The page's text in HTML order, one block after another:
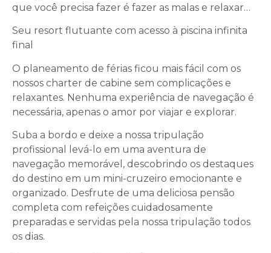
que você precisa fazer é fazer as malas e relaxar…
Seu resort flutuante com acesso à piscina infinita
final
O planeamento de férias ficou mais fácil com os
nossos charter de cabine sem complicações e
relaxantes. Nenhuma experiência de navegação é
necessária, apenas o amor por viajar e explorar.
Suba a bordo e deixe a nossa tripulação
profissional levá-lo em uma aventura de
navegação memorável, descobrindo os destaques
do destino em um mini-cruzeiro emocionante e
organizado. Desfrute de uma deliciosa pensão
completa com refeições cuidadosamente
preparadas e servidas pela nossa tripulação todos
os dias.